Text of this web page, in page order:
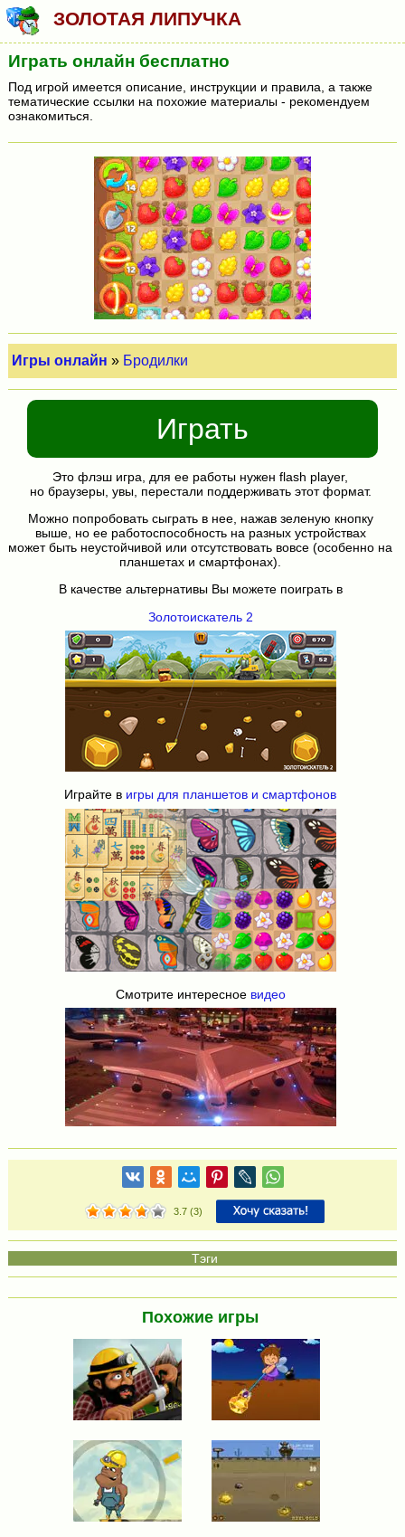
ЗОЛОТАЯ ЛИПУЧКА
Играть онлайн бесплатно
Под игрой имеется описание, инструкции и правила, а также
тематические ссылки на похожие материалы - рекомендуем
ознакомиться.
Игры онлайн » Бродилки
Играть
Это флэш игра, для ее работы нужен flash player,
но браузеры, увы, перестали поддерживать этот формат.
Можно попробовать сыграть в нее, нажав зеленую кнопку
выше, но ее работоспособность на разных устройствах
может быть неустойчивой или отсутствовать вовсе (особенно на
планшетах и смартфонах).
В качестве альтернативы Вы можете поиграть в
Золотоискатель 2
Играйте в игры для планшетов и смартфонов
Смотрите интересное видео
3.7(3)
Похожие игры